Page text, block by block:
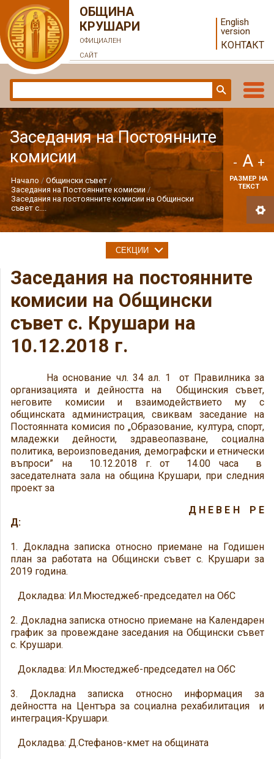
ОБЩИНА
КРУШАРИ
ОФИЦИАЛЕН
САЙТ
English
version
КОНТАКТ
Заседания на Постоянните
комисии
Начало
Общински съвет
Заседания на Постоянните комисии
Заседания на постоянните комисии на Общински
съвет с....
- A +
РАЗМЕР НА
ТЕКСТ
Заседания на постоянните
комисии на Общински
съвет с. Крушари на
10.12.2018 г.
На основание чл. 34 ал. 1 от Правилника за
организацията и дейността на Общинския съвет,
неговите комисии и взаимодействието му с
общинската администрация, свиквам заседание на
Постоянната комисия по „Образование, култура, спорт,
младежки дейности, здравеопазване, социална
политика, вероизповедания, демографски и етнически
въпроси” на 10.12.2018 г. от 14.00 часа в
заседателната зала на община Крушари, при следния
проект за
Д Н Е В Е Н Р Е
Д:
1. Докладна записка относно приемане на Годишен
план за работата на Общински съвет с. Крушари за
2019 година.
Докладва: Ил.Мюстеджеб-председател на ОбС
2. Докладна записка относно приемане на Календарен
график за провеждане заседания на Общински съвет
с. Крушари.
Докладва: Ил.Мюстеджеб-председател на ОбС
3. Докладна записка относно информация за
дейността на Центъра за социална рехабилитация и
интеграция-Крушари.
Докладва: Д.Стефанов-кмет на общината
СЕКЦИИ